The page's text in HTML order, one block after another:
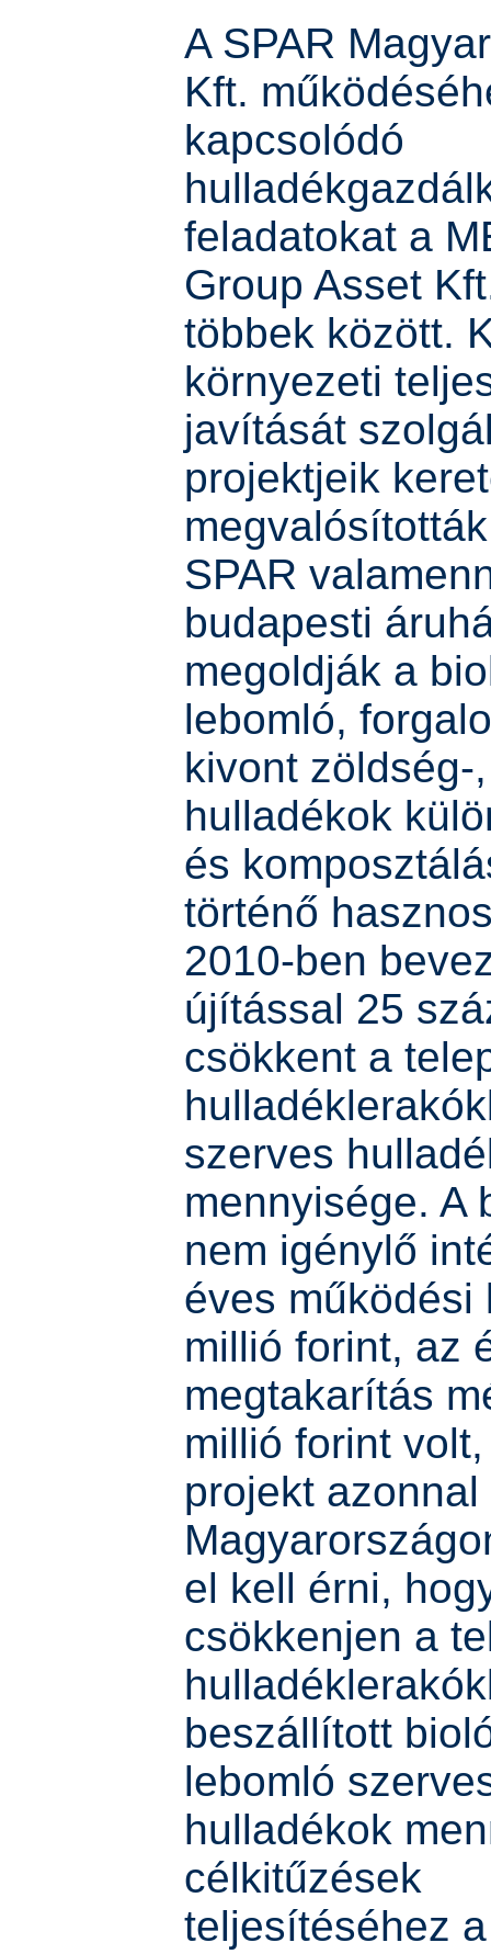
A SPAR
Kft.
kapcsolódó
feladatokat a
Group Asset
többek között.
környezeti
javítását
projektjeik
SPAR
budapesti
megoldják a
lebomló,
kivont zöldség-
hulladékok
és
történő
2010-ben
újítással 25
csökkent a
szerves
mennyisége. A
nem igénylő
éves működési
millió forint, az
megtakarítás
millió forint
projekt
el kell érni,
csökkenjen a
beszállított
lebomló
hulladékok
célkitűzések
teljesítéséhez